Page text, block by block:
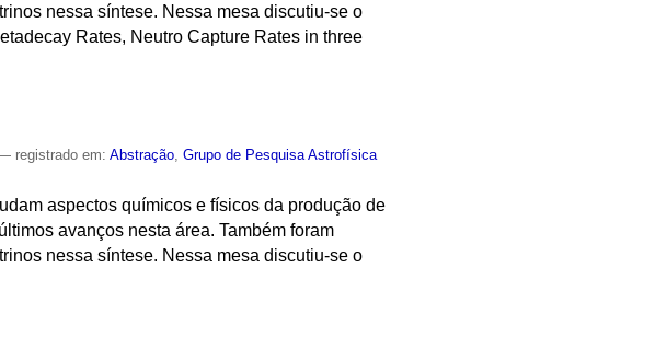
nessa síntese. Nessa mesa discutiu-se o
Rates, Neutro Capture Rates in three
registrado em:Abstração ,Grupo de Pesquisa Astrofísica
aspectos químicos e físicos da produção de
avanços nesta área. Também foram
nessa síntese. Nessa mesa discutiu-se o